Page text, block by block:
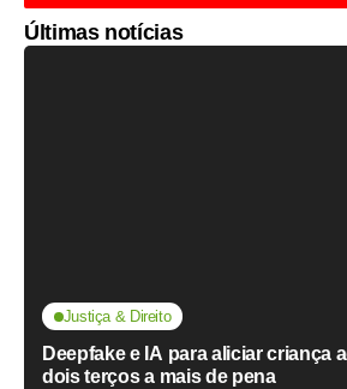
Últimas notícias
Justiça & Direito
Deepfake e IA para aliciar criança
dois terços a mais de pena